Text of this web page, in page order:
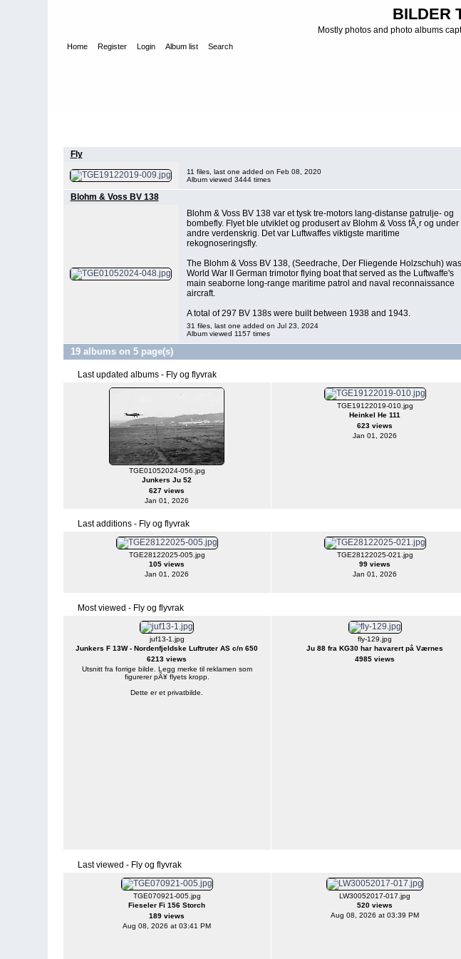
BILDER
Mostly photos and photo albums
Home Register Login Album list Search
Fly
11 files, last one added on Feb 08, 2020
Album viewed 3444 times
Blohm & Voss BV 138
Blohm & Voss BV 138 var et tysk tre-motors lang-distanse patrulje- og
bombefly. Flyet ble utviklet og produsert av Blohm & Voss fÃ¸r og under
andre verdenskrig. Det var Luftwaffes viktigste maritime
rekognoseringsfly.
The Blohm & Voss BV 138, (Seedrache, Der Fliegende Holzschuh)
World War II German trimotor flying boat that served as the Luftwaffe's
main seaborne long-range maritime patrol and naval reconnaissance
aircraft.
A total of 297 BV 138s were built between 1938 and 1943.
31 files, last one added on Jul 23, 2024
Album viewed 1157 times
19 albums on 5 page(s)
Last updated albums - Fly og flyvrak
TGE01052024-056.jpg
Junkers Ju 52
627 views
Jan 01, 2026
TGE19122019-010.jpg
Heinkel He 111
623 views
Jan 01, 2026
Last additions - Fly og flyvrak
TGE28122025-005.jpg
105 views
Jan 01, 2026
TGE28122025-021.jpg
99 views
Jan 01, 2026
Most viewed - Fly og flyvrak
juf13-1.jpg
Junkers F 13W - Nordenfjeldske Luftruter AS c/n 650
6213 views
Utsnitt fra forrige bilde. Legg merke til reklamen som
figurerer pÃ¥ flyets kropp.
Dette er et privatbilde.
fly-129.jpg
Ju 88 fra KG30 har havarert på Værnes
4985 views
Last viewed - Fly og flyvrak
TGE070921-005.jpg
Fieseler Fi 156 Storch
189 views
Aug 08, 2026 at 03:41 PM
LW30052017-017.jpg
520 views
Aug 08, 2026 at 03:39 PM